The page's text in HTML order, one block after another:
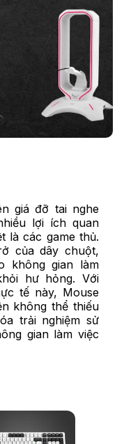
giá đỡ tai nghe
lợi ích quan
là các game thủ.
của dây chuột,
không gian làm
hư hỏng. Với
tế này, Mouse
không thể thiếu
trải nghiệm sử
gian làm việc